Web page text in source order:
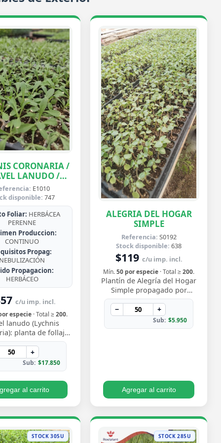
CORONARIA /
LANUDO /
ABUELAE1010
disponible: 747
Foliar: HERBÁCEA
PERENNE
Produccion:
CONTINUO
Propag:
NEBULIZACIÓN
Propagacion:
HERBÁCEO
c/u imp. incl.
especie · Total ≥200.
lanudo (Lychnis
planta de follaje
y vibrantes
en verano.
Rústica y…
+
Sub: $17.850
al carrito
ALEGRIA DEL HOGAR
SIMPLE
Referencia: S0192
Stock disponible: 638
$119 c/u imp. incl.
Mín.50 por especie · Total ≥200.
Plantín de Alegría del Hogar
Simple propagado por
semilla, con flores delicadas
en tonos rosados y blancos
que florecen…
− +
Sub: $5.950
Agregar al carrito
STOCK 305U STOCK 285U